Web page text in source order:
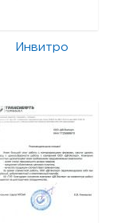
Инвитро